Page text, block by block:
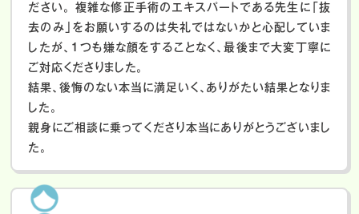
ださい。
複雑な修正手術のエキスパートである先生に「抜
去のみ」をお願いするのは失礼ではないかと心配していま
したが、１つも嫌な顔をすることなく、最後まで大変丁寧に
ご対応くださりました。
結果、後悔のない本当に満足いく、ありがたい結果となりま
した。
親身にご相談に乗ってくださり本当にありがとうございまし
た。